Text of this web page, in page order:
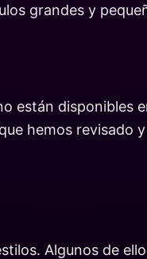
grandes y
están disponibles
hemos revisado
Algunos de